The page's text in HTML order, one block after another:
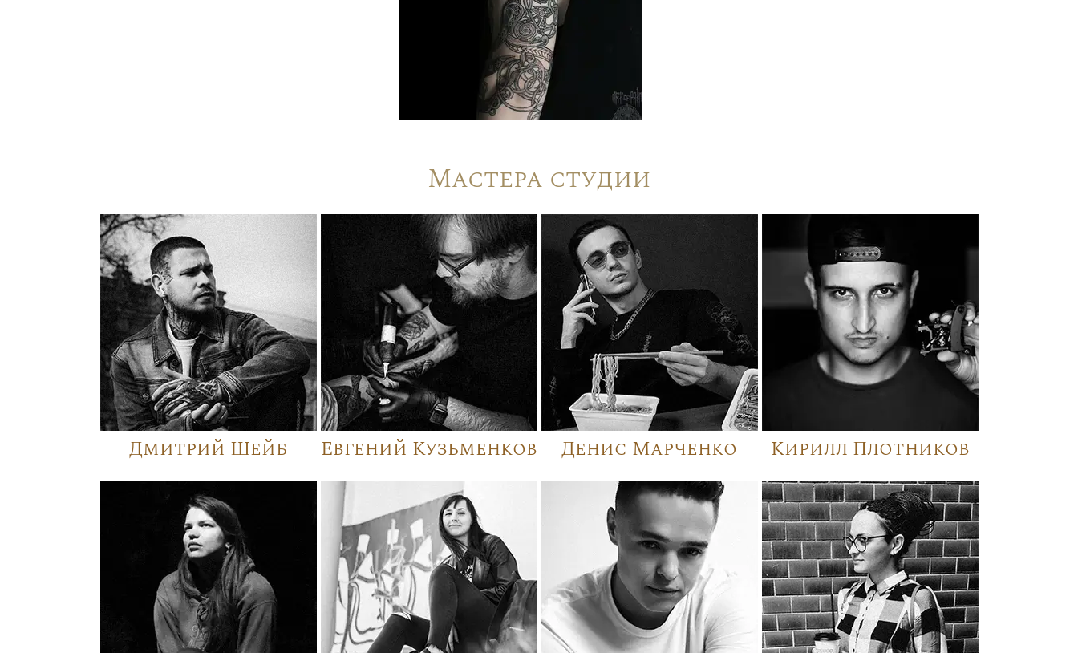
Мастера студии
Дмитрий Шейб Евгений Кузьменков Денис Марченко Кирилл Плотников